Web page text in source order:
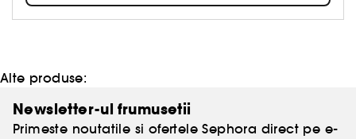
o rutină bine stabilită, INKEY vă este întotdeauna
alături, cu inovație, educație și rezultate dovedite
INKEY. Fără vorbe goale, doar o piele mai frumoasă.
Alte produse:
Newsletter-ul frumusetii
Primeste noutatile si ofertele Sephora direct pe e-